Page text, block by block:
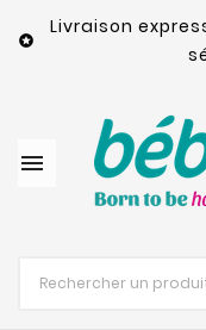

Livraison
